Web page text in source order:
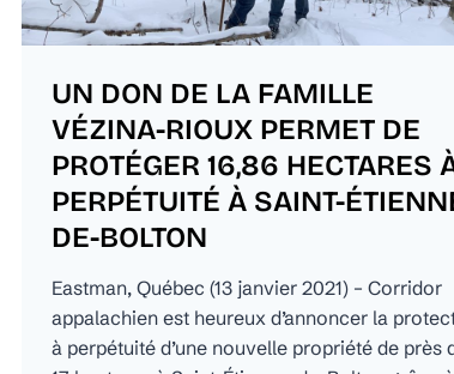
UN DON DE LA FAMILLE
VÉZINA-RIOUX PERMET DE
PROTÉGER 16,86 HECTARES
PERPÉTUITÉ À SAINT-
DE-BOLTON
Eastman, Québec (13 janvier 2021) – Corridor
appalachien est heureux d’annoncer la
à perpétuité d’une nouvelle propriété de près